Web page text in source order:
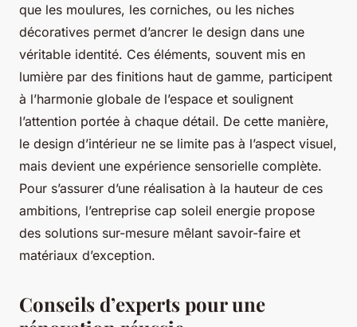
que les moulures, les corniches, ou les niches
décoratives permet d’ancrer le design dans une
véritable identité. Ces éléments, souvent mis en
lumière par des finitions haut de gamme, participent
à l’harmonie globale de l’espace et soulignent
l’attention portée à chaque détail. De cette manière,
le design d’intérieur ne se limite pas à l’aspect visuel,
mais devient une expérience sensorielle complète.
Pour s’assurer d’une réalisation à la hauteur de ces
ambitions, l’entreprise cap soleil energie propose
des solutions sur-mesure mêlant savoir-faire et
matériaux d’exception.
Conseils d’experts pour une